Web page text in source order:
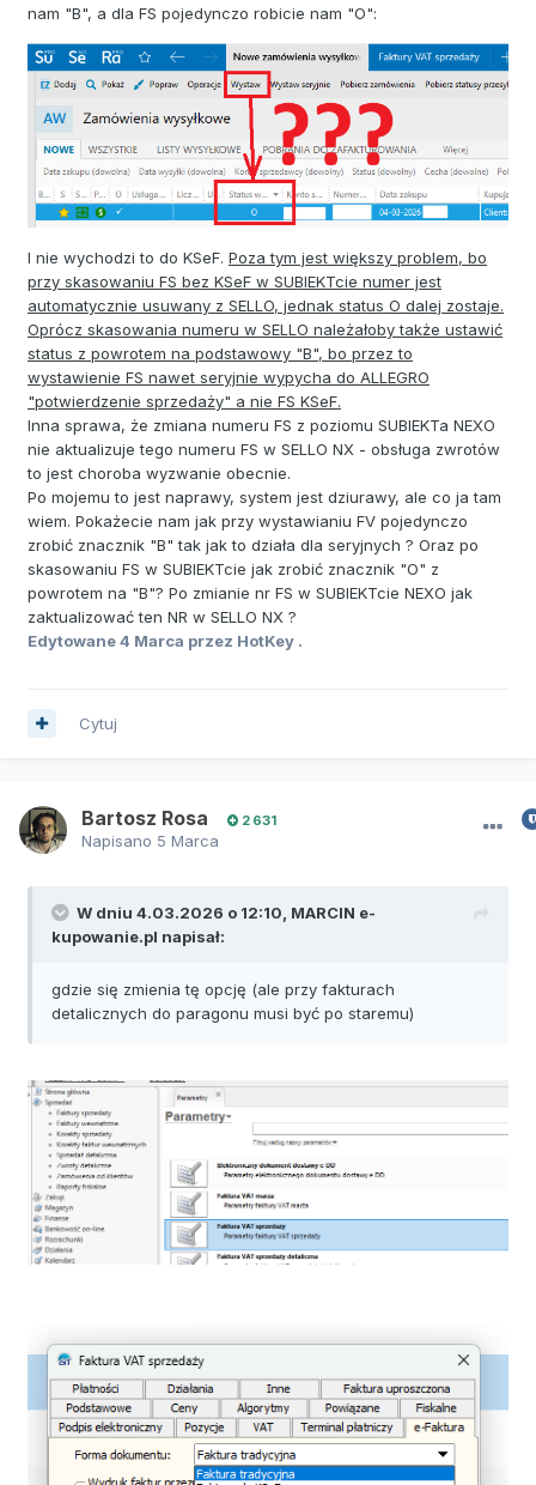
nam "B", a dla FS pojedynczo robicie nam "O":
I nie wychodzi to do KSeF. Poza tym jest większy problem, bo
przy skasowaniu FS bez KSeF w SUBIEKTcie numer jest
automatycznie usuwany z SELLO, jednak status O dalej zostaje.
Oprócz skasowania numeru w SELLO należałoby także ustawić
status z powrotem na podstawowy "B", bo przez to
wystawienie FS nawet seryjnie wypycha do ALLEGRO
"potwierdzenie sprzedaży" a nie FS KSeF.
Inna sprawa, że zmiana numeru FS z poziomu SUBIEKTa NEXO
nie aktualizuje tego numeru FS w SELLO NX - obsługa zwrotów
to jest choroba wyzwanie obecnie.
Po mojemu to jest naprawy, system jest dziurawy, ale co ja tam
wiem. Pokażecie nam jak przy wystawianiu FV pojedynczo
zrobić znacznik "B" tak jak to działa dla seryjnych ? Oraz po
skasowaniu FS w SUBIEKTcie jak zrobić znacznik "O" z
powrotem na "B"? Po zmianie nr FS w SUBIEKTcie NEXO jak
zaktualizować ten NR w SELLO NX ?
Edytowane4 Marca przez HotKey .
Cytuj
Bartosz Rosa 2 631
Napisano 5 Marca
W dniu 4.03.2026 o 12:10, MARCIN e-
kupowanie.pl napisał:
gdzie się zmienia tę opcję (ale przy fakturach
detalicznych do paragonu musi być po staremu)